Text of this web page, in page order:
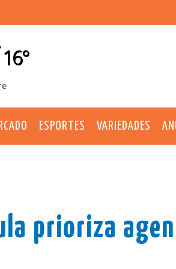
16°
ESPORTES VARIEDADES
prioriza